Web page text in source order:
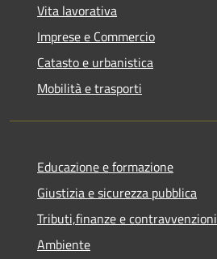
Vita lavorativa
Imprese e Commercio
Catasto e urbanistica
Mobilità e trasporti
Educazione e formazione
Giustizia e sicurezza pubblica
Tributi,finanze e contravvenzioni
Ambiente